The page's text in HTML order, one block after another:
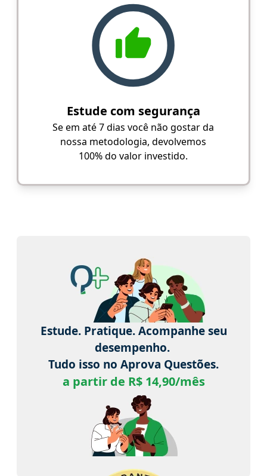
Estude com segurança
Se em até 7 dias você não gostar da
nossa metodologia, devolvemos
100% do valor investido.
Estude. Pratique. Acompanhe seu
desempenho.
Tudo isso no Aprova Questões.
a partir de R$ 14,90/mês